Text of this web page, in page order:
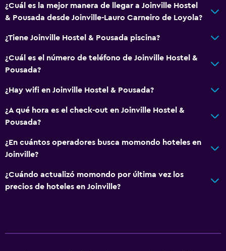
¿Cuál es la mejor manera de llegar a Joinville Hostel
& Pousada desde Joinville-Lauro Carneiro de Loyola?
¿Tiene Joinville Hostel & Pousada piscina?
¿Cuál es el número de teléfono de Joinville Hostel &
Pousada?
¿Hay wifi en Joinville Hostel & Pousada?
¿A qué hora es el check-out en Joinville Hostel &
Pousada?
¿En cuántos operadores busca momondo hoteles en
Joinville?
¿Cuándo actualizó momondo por última vez los
precios de hoteles en Joinville?